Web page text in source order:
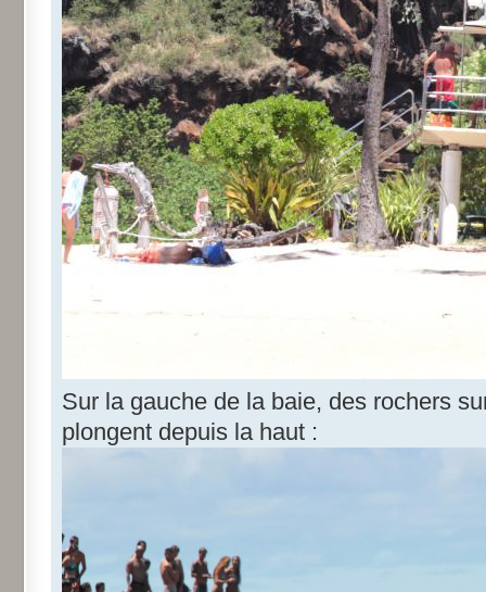
Sur la gauche de la baie, des rochers
plongent depuis la haut :